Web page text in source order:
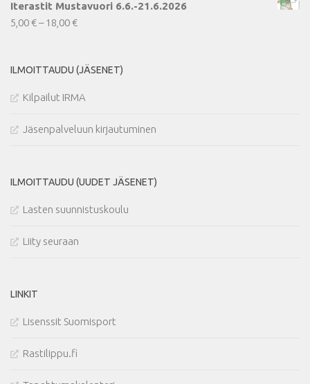
Iterastit Mustavuori 6.6.-21.6.2026
5,00€– 18,00€Hintaluokka:
18,00 €
ILMOITTAUDU (JÄSENET)
Kilpailut IRMA
Jäsenpalveluun kirjautuminen
ILMOITTAUDU (UUDET JÄSENET)
Lasten suunnistuskoulu
Liity seuraan
LINKIT
Lisenssit Suomisport
Rastilippu.fi